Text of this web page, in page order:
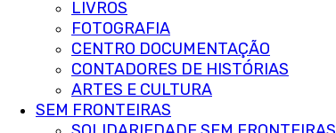
LIVROS
FOTOGRAFIA
CENTRO DOCUMENTAÇÃO
CONTADORES DE HISTÓRIAS
ARTES E CULTURA
SEM FRONTEIRAS